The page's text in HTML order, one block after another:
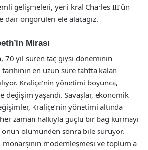
gelişmeleri, yeni kral Charles III’ün
dair öngörüleri ele alacağız.
Mirası
70 yıl süren taç giysi döneminin
tarihinin en uzun süre tahtta kalan
Kraliçe’nin yönetimi boyunca,
değişim yaşandı. Savaşlar, ekonomik
Kraliçe’nin yönetimi altında
zaman halkıyla güçlü bir bağ kurmayı
onun ölümünden sonra bile sürüyor.
monarşinin modernleşmesi ve toplumla